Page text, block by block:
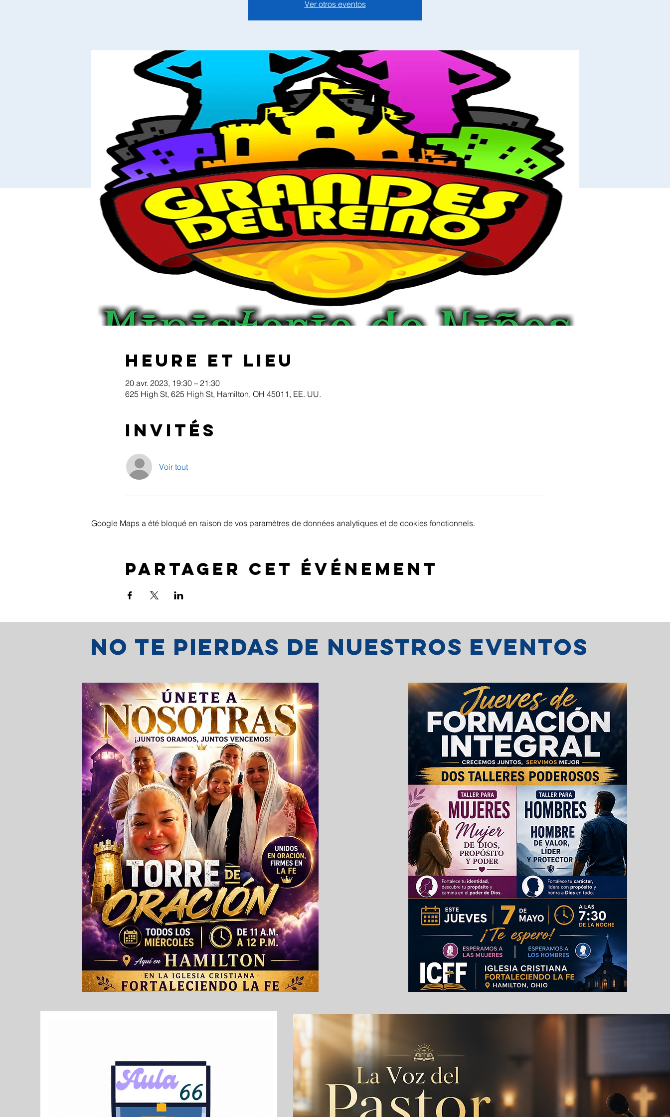
Ver otros eventos
Heure et lieu
20 avr. 2023, 19:30 – 21:30
625 High St, 625 High St, Hamilton, OH 45011, EE. UU.
Invités
Voir tout
Google Maps a été bloqué en raison de vos paramètres de données analytiques et de cookies fonctionnels.
Partager cet événement
No te pierdas de nuestros eventos